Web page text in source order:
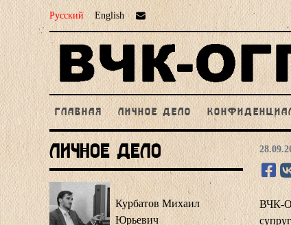
Русский English
ГЛАВНАЯ ЛИЧНОЕ ДЕЛО
Личное Дело
Курбатов Михаил
Юрьевич
ВЧК-